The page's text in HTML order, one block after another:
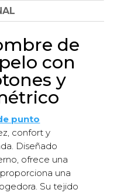
de
con
y
punto
confort y
Diseñado
ofrece una
una
Su tejido